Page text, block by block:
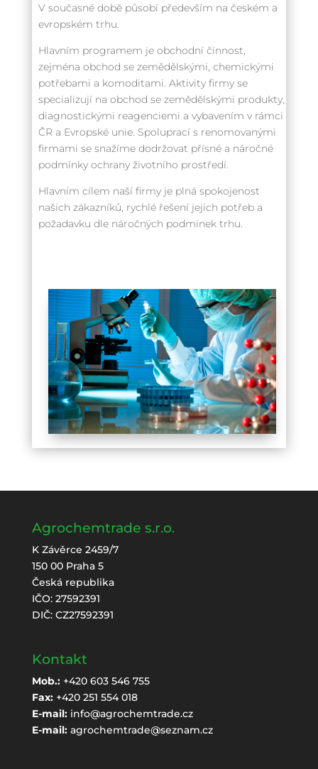
V současné době působí především na českém a
evropském trhu.
Hlavním programem je obchodní činnost,
zejména obchod se zemědělskými, chemickými
potřebami a komoditami. Aktivity firmy se
specializují na obchod se zemědělskými produkty,
diagnostickými reagenciemi a vybavením v rámci
ČR a Evropské unie. Spoluprací s renomovanými
firmami se snažíme dodržovat přísné a náročné
podmínky ochrany životního prostředí.
Hlavním cílem naší firmy je plná spokojenost
našich zákazníků, rychlé řešení jejich potřeb a
požadavku dle náročných podmínek trhu.
Agrochemtrade s.r.o.
K Závěrce 2459/7
150 00 Praha 5
Česká republika
IČO: 27592391
DIČ: CZ27592391
Kontakt
Mob.:+420 603 546 755
Fax:+420 251 554 018
E-mail: info@agrochemtrade.cz
E-mail: agrochemtrade@seznam.cz